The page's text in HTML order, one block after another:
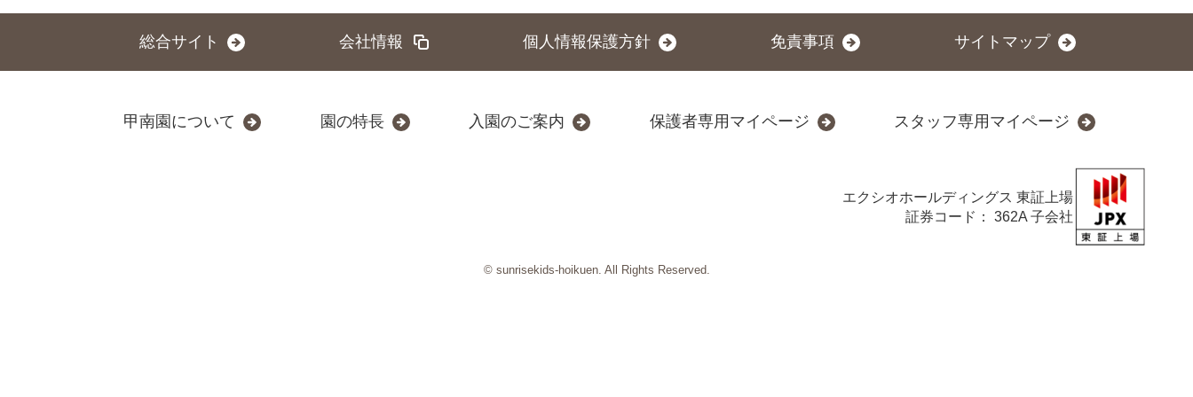
総合サイト 会社情報 個人情報保護方針 免責事項 サイトマップ
甲南園について 園の特長 入園のご案内 保護者専用マイページ スタッフ専用マイページ
エクシオホールディングス 東証上場
証券コード： 362A 子会社
© sunrisekids-hoikuen. All Rights Reserved.